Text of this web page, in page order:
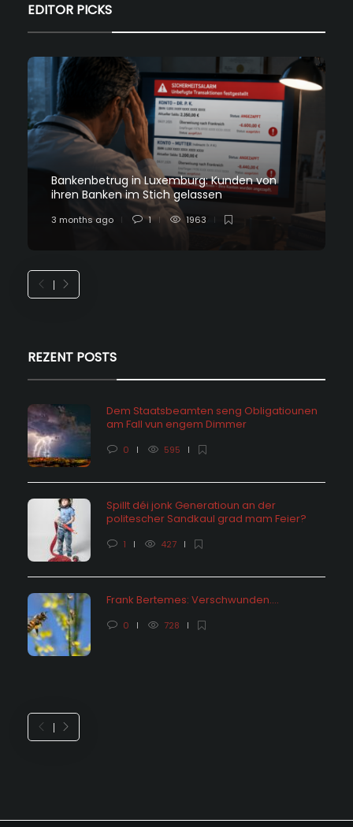
EDITOR PICKS
Bankenbetrug in Luxemburg: Kunden von
ihren Banken im Stich gelassen
3 months ago 1 1963
REZENT POSTS
Dem Staatsbeamten seng Obligatiounen
am Fall vun engem Dimmer
0 595
Spillt déi jonk Generatioun an der
politescher Sandkaul grad mam Feier?
1 427
Frank Bertemes: Verschwunden….
0 728